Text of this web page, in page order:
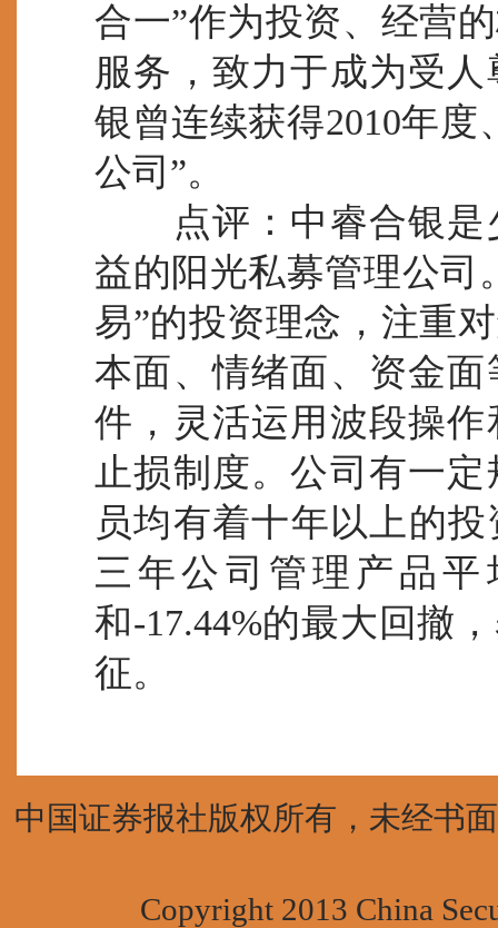
合一”作为投资、经营
服务，致力于成为受
银曾连续获得2010年度
公司”。
点评：中睿合银是
益的阳光私募管理公司
易”的投资理念，注重
本面、情绪面、资金
件，灵活运用波段操
止损制度。公司有一
员均有着十年以上的
三年公司管理产品平
和-17.44%的最大回撤
征。
中国证券报社版权所有，未经书
Copyright 2013 China